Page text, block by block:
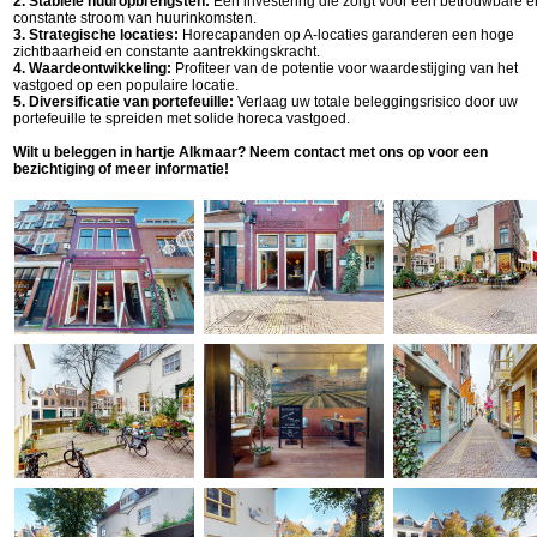
constante stroom van huurinkomsten.
3. Strategische locaties: Horecapanden op A-locaties garanderen een hoge
zichtbaarheid en constante aantrekkingskracht.
4. Waardeontwikkeling: Profiteer van de potentie voor waardestijging van het
vastgoed op een populaire locatie.
5. Diversificatie van portefeuille: Verlaag uw totale beleggingsrisico door uw
portefeuille te spreiden met solide horeca vastgoed.
Wilt u beleggen in hartje Alkmaar? Neem contact met ons op voor een
bezichtiging of meer informatie!